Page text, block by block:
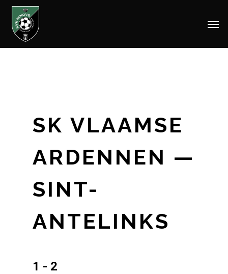
Skip
SK VLAAMSE
ARDENNEN —
SINT-
ANTELINKS
1 - 2